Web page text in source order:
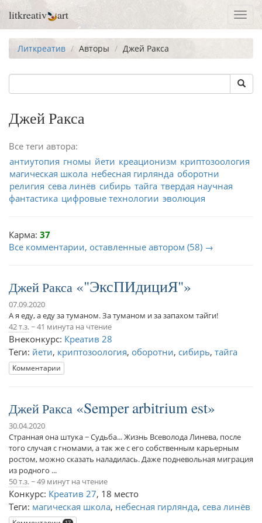
litkreativ art
Литкреатив Авторы Джей Ракса
Джей Ракса
Все теги автора:
антиутопия гномы йети креационизм криптозоология
магическая школа небесная гирлянда оборотни
религия сева линёв сибирь тайга твердая научная
фантастика цифровые технологии эволюция
Карма: 37
Все комментарии, оставленные автором (58) →
Джей Ракса "ЭксПИдициЯ"
07.09.2020
А я еду, а еду за туманом. За туманом и за запахом тайги!
42 т.з.~ 41 минута на чтение
Внеконкурс: Креатив 28
Теги: йети, криптозоология, оборотни, сибирь, тайга
Комментарии
Джей Ракса Semper arbitrium est
30.04.2020
Странная она штука − Судьба... Жизнь Всеволода Линева, после
того случая с гномами, а так же с его собственным карьерным
ростом, можно сказать наладилась. Даже подневольная миграция
из родного ...
50 т.з.~ 49 минут на чтение
Конкурс: Креатив 27, 18 место
Теги: магическая школа, небесная гирлянда, сева линёв